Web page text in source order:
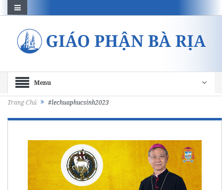
Menu
Trang Chủ #lechuaphucsinh2023